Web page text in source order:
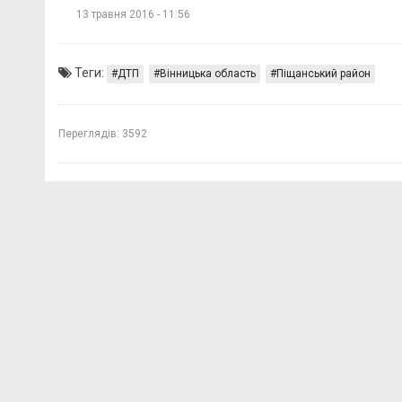
13 травня 2016 - 11:56
Теги: ДТП Вінницька область Піщанський район
Переглядів: 3592